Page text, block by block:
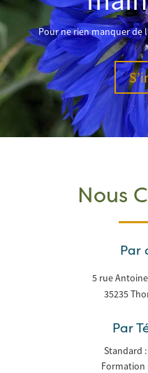
Pour ne rien manquer de
Nous
Par
5 rue
35235
Par
Standard :
Formation